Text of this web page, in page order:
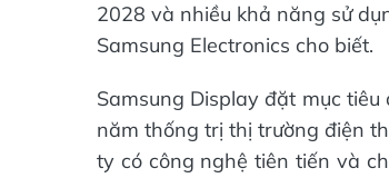
2028 và nhiều khả năng sử
Samsung Electronics cho biết.
Samsung Display đặt mục
năm thống trị thị trường điện
ty có công nghệ tiên tiến và